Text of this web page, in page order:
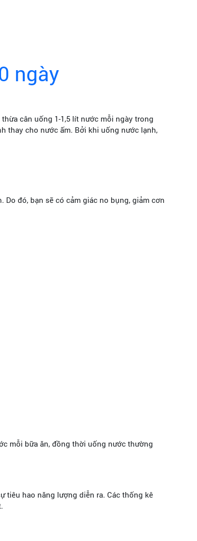
ngày
cân uống 1-1,5 lít nước mỗi ngày trong
thay cho nước ấm. Bởi khi uống nước lạnh,
đó, bạn sẽ có cảm giác no bụng, giảm cơn
mỗi bữa ăn, đồng thời uống nước thường
tiêu hao năng lượng diễn ra. Các thống kê